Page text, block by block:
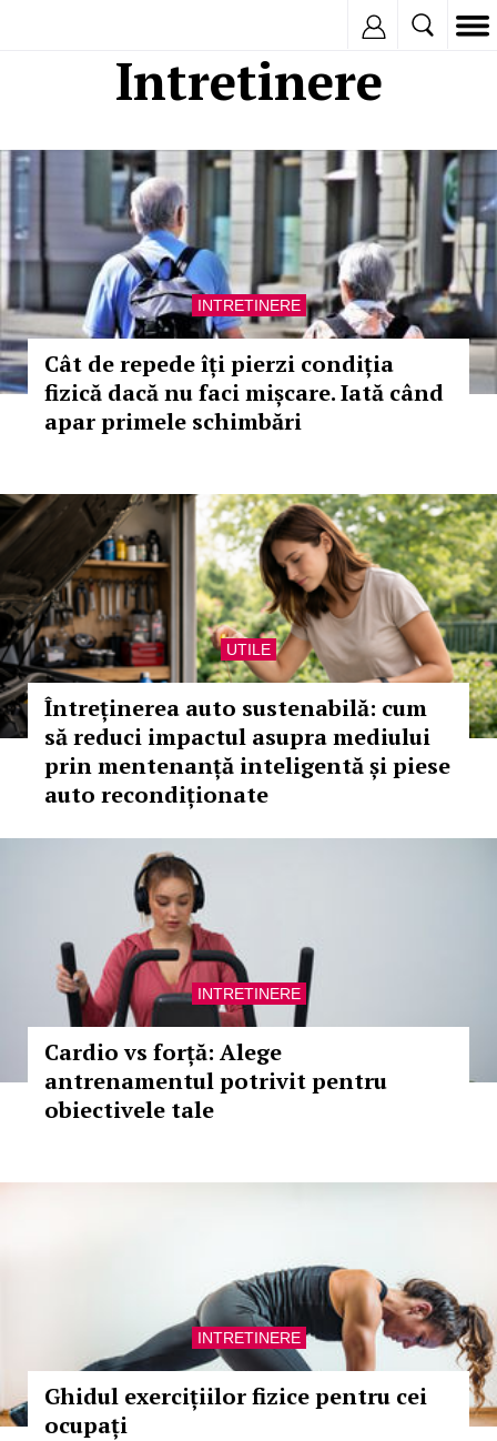
Intretinere
INTRETINERE
Cât de repede îți pierzi condiția
fizică dacă nu faci mișcare. Iată când
apar primele schimbări
UTILE
Întreținerea auto sustenabilă: cum
să reduci impactul asupra mediului
prin mentenanță inteligentă și piese
auto recondiționate
INTRETINERE
Cardio vs forță: Alege
antrenamentul potrivit pentru
obiectivele tale
INTRETINERE
Ghidul exercițiilor fizice pentru cei
ocupați